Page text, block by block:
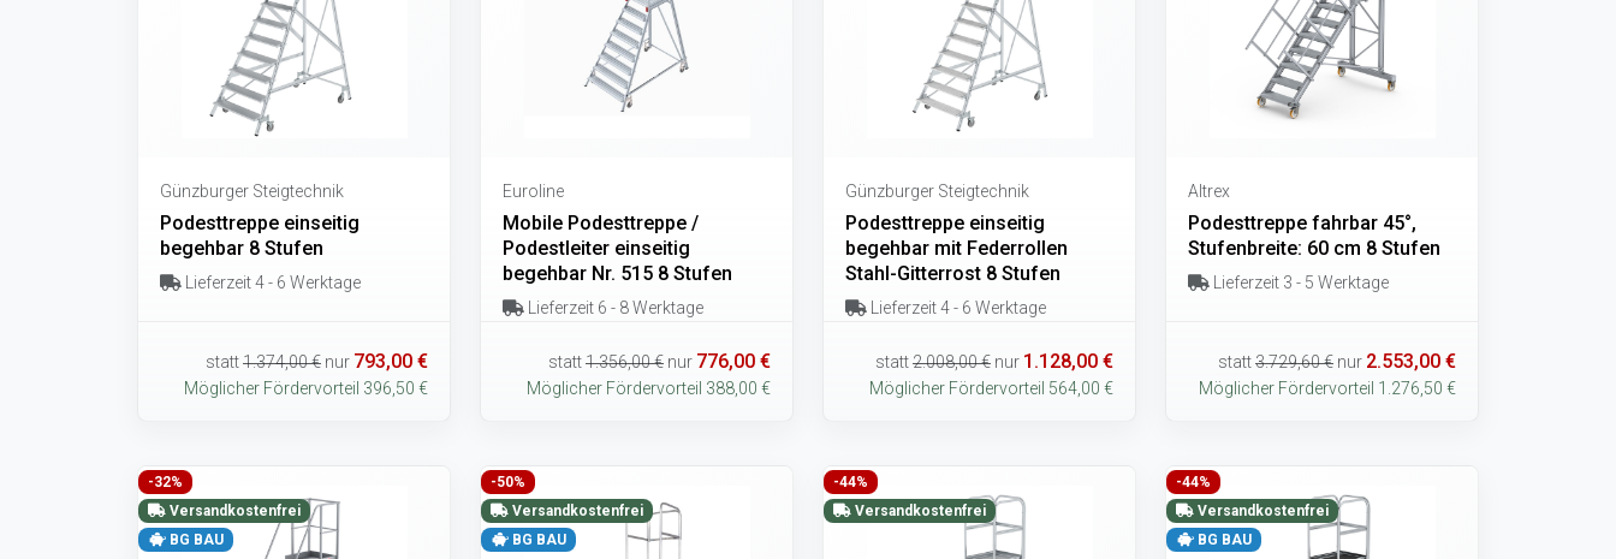
Günzburger Steigtechnik
Podesttreppe einseitig
begehbar 8 Stufen
Lieferzeit 4 - 6 Werktage
statt1.374,00 € nur 793,00 €
Möglicher Fördervorteil 396,50 €
Euroline
Mobile Podesttreppe /
Podestleiter einseitig
begehbar Nr. 515 8 Stufen
Lieferzeit 6 - 8 Werktage
statt1.356,00 € nur 776,00 €
Möglicher Fördervorteil 388,00 €
Günzburger Steigtechnik
Podesttreppe einseitig
begehbar mit Federrollen
Stahl-Gitterrost 8 Stufen
Lieferzeit 4 - 6 Werktage
statt2.008,00 € nur 1.128,00 €
Möglicher Fördervorteil 564,00 €
Altrex
Podesttreppe fahrbar 45°,
Stufenbreite: 60 cm 8 Stufen
Lieferzeit 3 - 5 Werktage
statt3.729,60 € nur 2.553,00 €
Möglicher Fördervorteil 1.276,50 €
-32%
Versandkostenfrei
BG BAU
-50%
Versandkostenfrei
BG BAU
-44%
Versandkostenfrei
-44%
Versandkostenfrei
BG BAU